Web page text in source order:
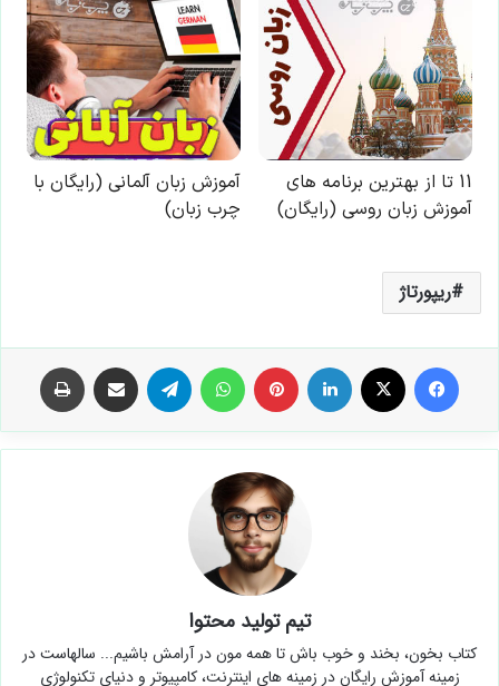
ریپورتاژ
فیس بوک لینکدین ‫پین‌ترست تلگرام اشتراک گذاری از طریق ایمیل
تیم تولید محتوا
کتاب بخون، بخند و خوب باش تا همه مون در آرامش باشیم... سالهاست در
زمینه آموزش رایگان در زمینه های اینترنت، کامپیوتر و دنیای تکنولوژی